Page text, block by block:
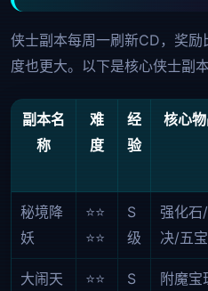
侠士副本每周一刷新CD，奖
度也更大。以下是核心侠士副本
副本名
称
难
度
经
验
核心
秘境降
妖
⭐⭐
⭐⭐
S
级
强化石
决/五宝
大闹天
⭐⭐
S
附魔宝